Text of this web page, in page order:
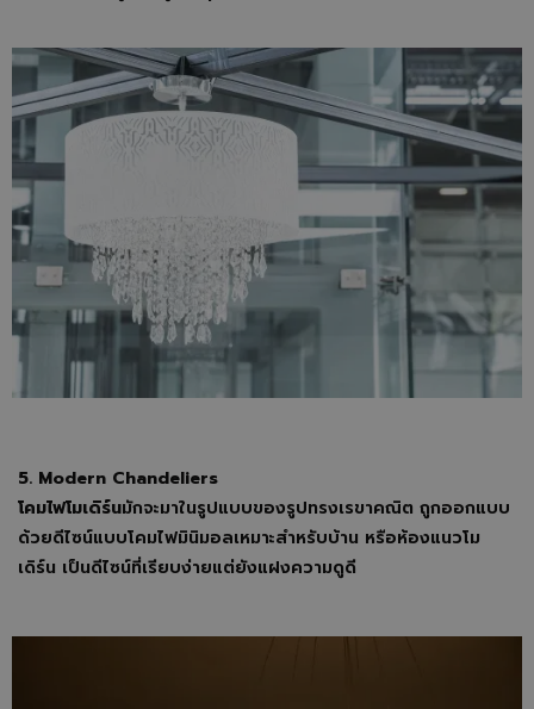
5. Modern Chandeliers
โคมไฟโมเดิร์นมักจะมาในรูปแบบของรูปทรงเรขาคณิต ถูกออกแบบ
ด้วยดีไซน์แบบโคมไฟมินิมอลเหมาะสำหรับบ้าน หรือห้องแนวโม
เดิร์น เป็นดีไซน์ที่เรียบง่ายแต่ยังแฝงความดูดี